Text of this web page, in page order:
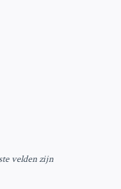
velden zijn